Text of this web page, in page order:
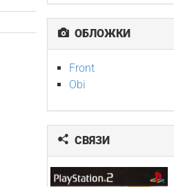
ОБЛОЖКИ
Front
Obi
СВЯЗИ